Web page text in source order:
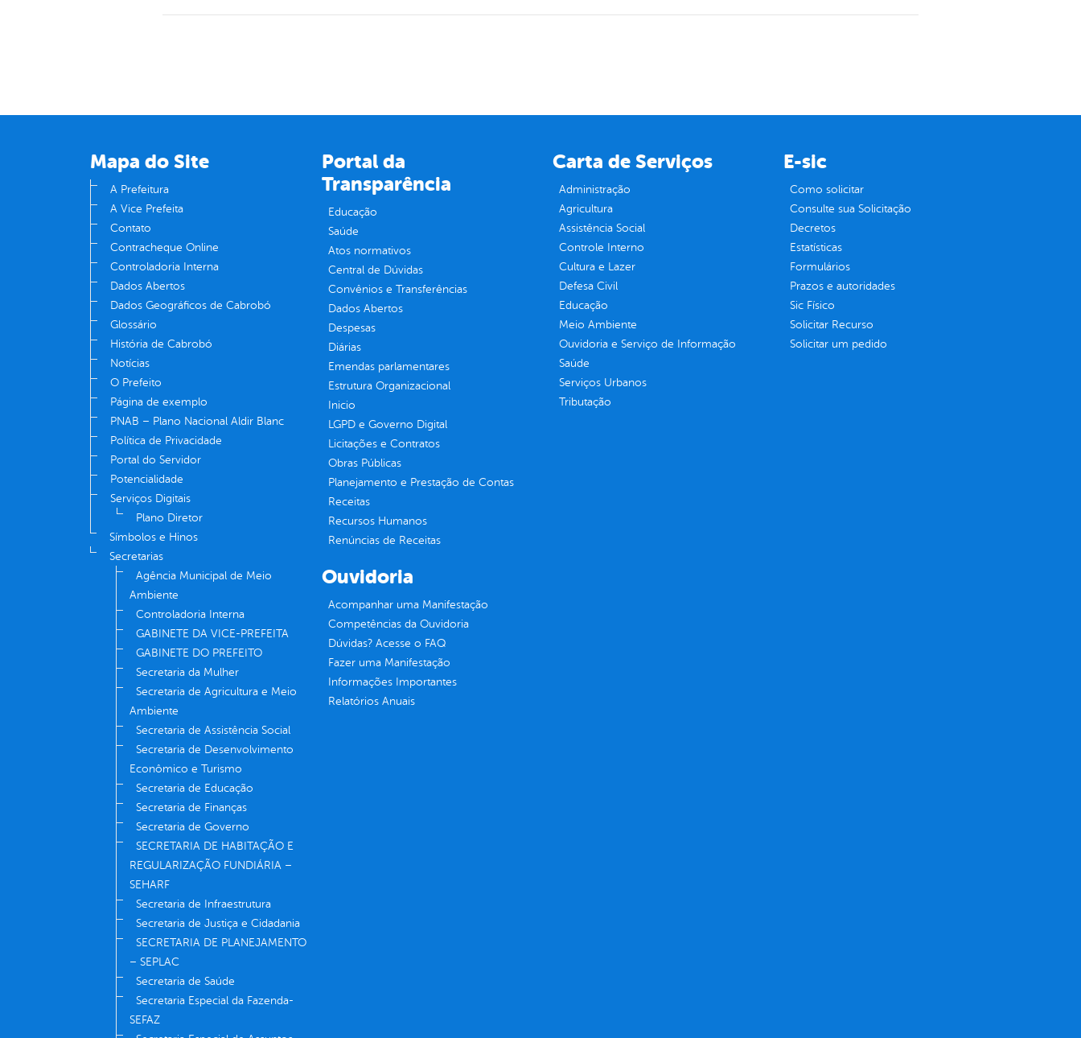
Mapa do Site
A Prefeitura
A Vice Prefeita
Contato
Contracheque Online
Controladoria Interna
Dados Abertos
Dados Geográficos de Cabrobó
Glossário
História de Cabrobó
Notícias
O Prefeito
Página de exemplo
PNAB – Plano Nacional Aldir Blanc
Política de Privacidade
Portal do Servidor
Potencialidade
Serviços Digitais
Plano Diretor
Símbolos e Hinos
Secretarias
Agência Municipal de Meio
Ambiente
Controladoria Interna
GABINETE DA VICE-PREFEITA
GABINETE DO PREFEITO
Secretaria da Mulher
Secretaria de Agricultura e Meio
Ambiente
Secretaria de Assistência Social
Secretaria de Desenvolvimento
Econômico e Turismo
Secretaria de Educação
Secretaria de Finanças
Secretaria de Governo
SECRETARIA DE HABITAÇÃO E
REGULARIZAÇÃO FUNDIÁRIA –
SEHARF
Secretaria de Infraestrutura
Secretaria de Justiça e Cidadania
SECRETARIA DE PLANEJAMENTO
– SEPLAC
Secretaria de Saúde
Secretaria Especial da Fazenda-
SEFAZ
Portal da
Transparência
Educação
Saúde
Atos normativos
Central de Dúvidas
Convênios e Transferências
Dados Abertos
Despesas
Diárias
Emendas parlamentares
Estrutura Organizacional
Inicio
LGPD e Governo Digital
Licitações e Contratos
Obras Públicas
Planejamento e Prestação de Contas
Receitas
Recursos Humanos
Renúncias de Receitas
Carta de Serviços
Administração
Agricultura
Assistência Social
Controle Interno
Cultura e Lazer
Defesa Civil
Educação
Meio Ambiente
Ouvidoria e Serviço de Informação
Saúde
Serviços Urbanos
Tributação
E-sic
Como solicitar
Consulte sua Solicitação
Decretos
Estatísticas
Formulários
Prazos e autoridades
Sic Físico
Solicitar Recurso
Solicitar um pedido
Ouvidoria
Acompanhar uma Manifestação
Competências da Ouvidoria
Dúvidas? Acesse o FAQ
Fazer uma Manifestação
Informações Importantes
Relatórios Anuais